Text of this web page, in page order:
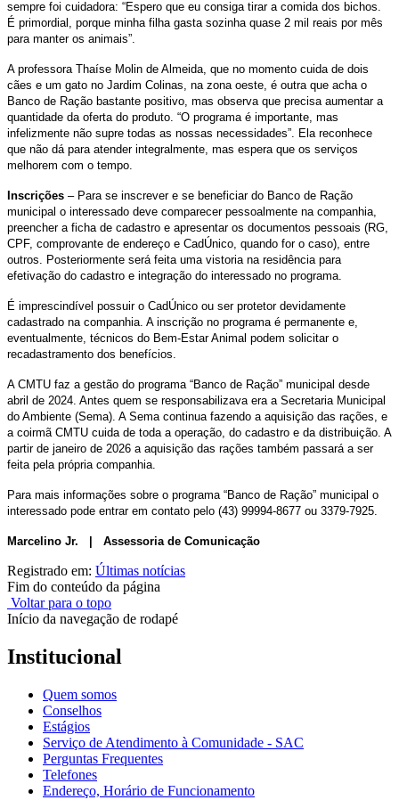
sempre foi cuidadora: “Espero que eu consiga tirar a comida dos bichos.
É primordial, porque minha filha gasta sozinha quase 2 mil reais por mês
para manter os animais”.
A professora Thaíse Molin de Almeida, que no momento cuida de dois
cães e um gato no Jardim Colinas, na zona oeste, é outra que acha o
Banco de Ração bastante positivo, mas observa que precisa aumentar a
quantidade da oferta do produto. “O programa é importante, mas
infelizmente não supre todas as nossas necessidades”. Ela reconhece
que não dá para atender integralmente, mas espera que os serviços
melhorem com o tempo.
Inscrições – Para se inscrever e se beneficiar do Banco de Ração
municipal o interessado deve comparecer pessoalmente na companhia,
preencher a ficha de cadastro e apresentar os documentos pessoais (RG,
CPF, comprovante de endereço e CadÚnico, quando for o caso), entre
outros. Posteriormente será feita uma vistoria na residência para
efetivação do cadastro e integração do interessado no programa.
É imprescindível possuir o CadÚnico ou ser protetor devidamente
cadastrado na companhia. A inscrição no programa é permanente e,
eventualmente, técnicos do Bem-Estar Animal podem solicitar o
recadastramento dos benefícios.
A CMTU faz a gestão do programa “Banco de Ração” municipal desde
abril de 2024. Antes quem se responsabilizava era a Secretaria Municipal
do Ambiente (Sema). A Sema continua fazendo a aquisição das rações, e
a coirmã CMTU cuida de toda a operação, do cadastro e da distribuição. A
partir de janeiro de 2026 a aquisição das rações também passará a ser
feita pela própria companhia.
Para mais informações sobre o programa “Banco de Ração” municipal o
interessado pode entrar em contato pelo (43) 99994-8677 ou 3379-7925.
Marcelino Jr. | Assessoria de Comunicação
Registrado em: Últimas notícias
Fim do conteúdo da página
Voltar para o topo
Início da navegação de rodapé
Institucional
Quem somos
Conselhos
Estágios
Serviço de Atendimento à Comunidade - SAC
Perguntas Frequentes
Telefones
Endereço, Horário de Funcionamento